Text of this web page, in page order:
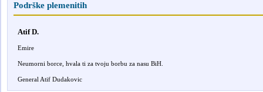
Podrške plemenitih
Atif D.
Emire
Neumorni borce, hvala ti za tvoju borbu za nasu BiH.
General Atif Dudakovic